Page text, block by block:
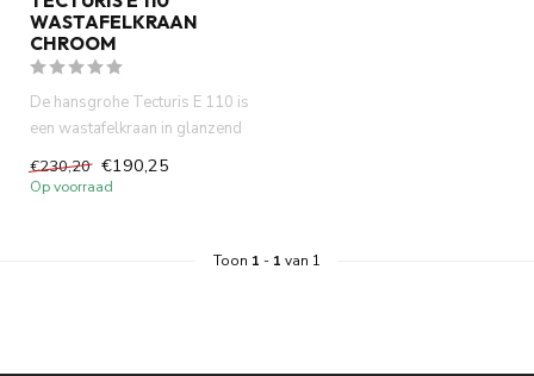
WASTAFELKRAAN
CHROOM
De hansgrohe Tecturis E 110 is
een wastafelkraan in glanzend
chroom, ontworpen v...
€230,20 €190,25
Op voorraad
Toon 1 - 1 van 1